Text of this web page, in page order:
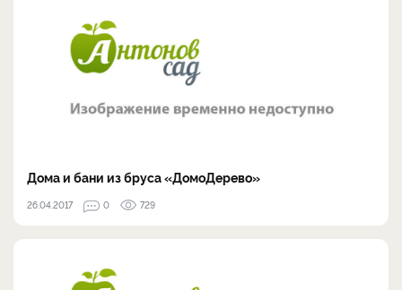
Дома и бани из бруса «ДомоДерево»
26.04.2017 0 729